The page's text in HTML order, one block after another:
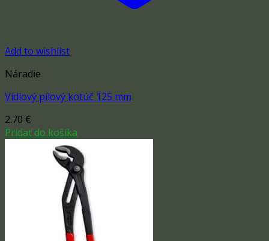
Add to wishlist
Náradie
Vídiový pílový kotúč 125 mm
2.70 €
Pridať do košíka